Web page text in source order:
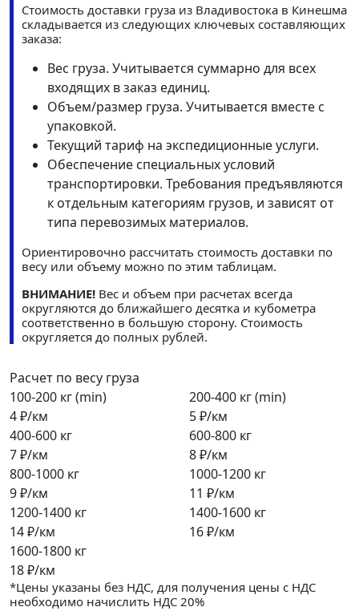
Стоимость доставки груза из Владивостока в Кинешма
складывается из следующих ключевых составляющих
заказа:
Вес груза. Учитывается суммарно для всех
входящих в заказ единиц.
Объем/размер груза. Учитывается вместе с
упаковкой.
Текущий тариф на экспедиционные услуги.
Обеспечение специальных условий
транспортировки. Требования предъявляются
к отдельным категориям грузов, и зависят от
типа перевозимых материалов.
Ориентировочно рассчитать стоимость доставки по
весу или объему можно по этим таблицам.
ВНИМАНИЕ! Вес и объем при расчетах всегда
округляются до ближайшего десятка и кубометра
соответственно в большую сторону. Стоимость
округляется до полных рублей.
Расчет по весу груза
100-200 кг (min)
4 ₽/км
200-400 кг (min)
5 ₽/км
400-600 кг
7 ₽/км
600-800 кг
8 ₽/км
800-1000 кг
9 ₽/км
1000-1200 кг
11 ₽/км
1200-1400 кг
14 ₽/км
1400-1600 кг
16 ₽/км
1600-1800 кг
18 ₽/км
*Цены указаны без НДС, для получения цены с НДС
необходимо начислить НДС 20%